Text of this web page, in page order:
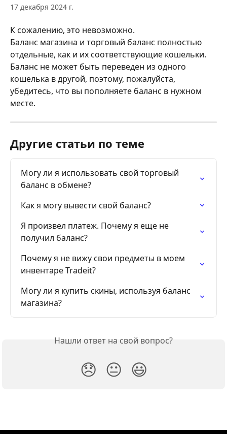
17 декабря 2024 г.
К сожалению, это невозможно.
Баланс магазина и торговый баланс полностью
отдельные, как и их соответствующие кошельки.
Баланс не может быть переведен из одного
кошелька в другой, поэтому, пожалуйста,
убедитесь, что вы пополняете баланс в нужном
месте.
Другие статьи по теме
Могу ли я использовать свой торговый
баланс в обмене?
Как я могу вывести свой баланс?
Я произвел платеж. Почему я еще не
получил баланс?
Почему я не вижу свои предметы в моем
инвентаре Tradeit?
Могу ли я купить скины, используя баланс
магазина?
Нашли ответ на свой вопрос?
😞 😐 😃